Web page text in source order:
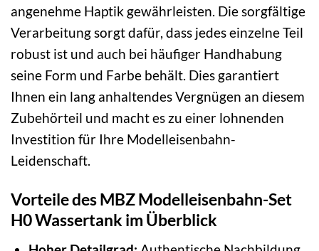
angenehme Haptik gewährleisten. Die sorgfältige
Verarbeitung sorgt dafür, dass jedes einzelne Teil
robust ist und auch bei häufiger Handhabung
seine Form und Farbe behält. Dies garantiert
Ihnen ein lang anhaltendes Vergnügen an diesem
Zubehörteil und macht es zu einer lohnenden
Investition für Ihre Modelleisenbahn-
Leidenschaft.
Vorteile des MBZ Modelleisenbahn-Set
H0 Wassertank im Überblick